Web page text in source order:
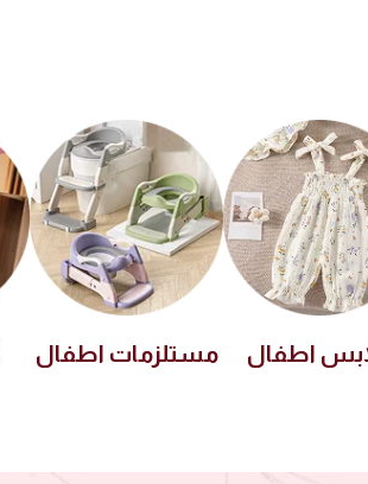
اطفال مستلزمات اطفال